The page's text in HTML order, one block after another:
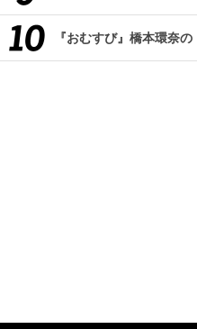
『おむすび』橋本環奈